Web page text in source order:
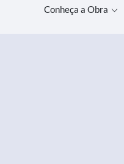
Conheça a Obra